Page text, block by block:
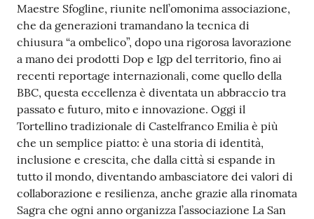
Maestre Sfogline, riunite nell’omonima associazione,
che da generazioni tramandano la tecnica di
chiusura “a ombelico”, dopo una rigorosa lavorazione
a mano dei prodotti Dop e Igp del territorio, fino ai
recenti reportage internazionali, come quello della
BBC, questa eccellenza è diventata un abbraccio tra
passato e futuro, mito e innovazione. Oggi il
Tortellino tradizionale di Castelfranco Emilia è più
che un semplice piatto: è una storia di identità,
inclusione e crescita, che dalla città si espande in
tutto il mondo, diventando ambasciatore dei valori di
collaborazione e resilienza, anche grazie alla rinomata
Sagra che ogni anno organizza l’associazione La San